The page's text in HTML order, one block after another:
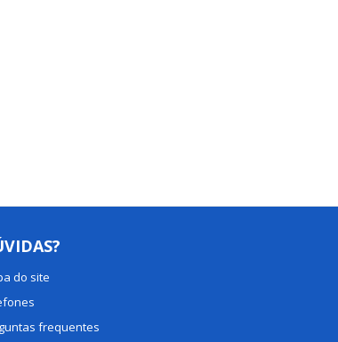
do site
frequentes